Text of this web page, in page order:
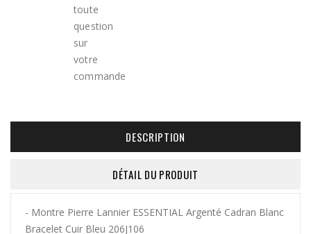
DESCRIPTION
DÉTAIL DU PRODUIT
- Montre Pierre Lannier ESSENTIAL Argenté Cadran Blanc
Bracelet Cuir Bleu 206J106